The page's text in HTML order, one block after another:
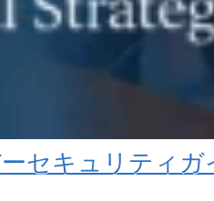
セキュリティ